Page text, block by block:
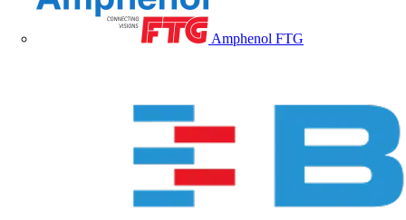
Amphenol FTG